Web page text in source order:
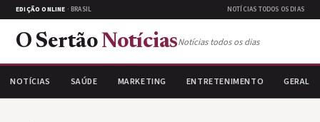
EDIÇÃO ONLINE · BRASIL NOTÍCIAS TODOS OS DIAS
O Sertão NotíciasNotícias todos os dias
NOTÍCIAS SAÚDE MARKETING ENTRETENIMENTO GERAL